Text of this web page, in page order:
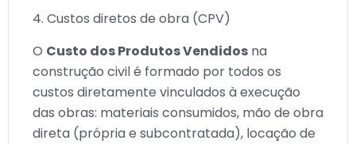
4. Custos diretos de obra (CPV)
O Custo dos Produtos Vendidos na
construção civil é formado por todos os
custos diretamente vinculados à execução
das obras: materiais consumidos, mão de obra
direta (própria e subcontratada), locação de